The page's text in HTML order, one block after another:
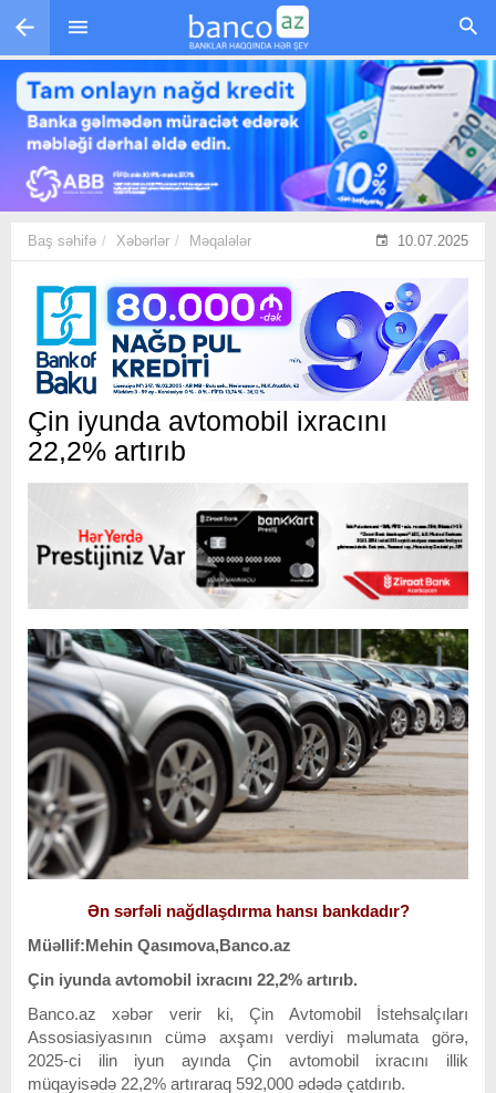
Skip to main content
Baş səhifə Xəbərlər Məqalələr 10.07.2025
Çin iyunda avtomobil ixracını
22,2% artırıb
Ən sərfəli nağdlaşdırma hansı bankdadır?
Müəllif:Mehin Qasımova,Banco.az
Çin iyunda avtomobil ixracını 22,2% artırıb.
Banco.az xəbər verir ki, Çin Avtomobil İstehsalçıları
Assosiasiyasının cümə axşamı verdiyi məlumata görə,
2025-ci ilin iyun ayında Çin avtomobil ixracını illik
müqayisədə 22,2% artıraraq 592,000 ədədə çatdırıb.